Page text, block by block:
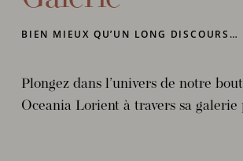
BIEN MIEUX QU’UN LONG DISCOURS…
Plongez dans l’univers de notre
Oceania Lorient à travers sa galerie